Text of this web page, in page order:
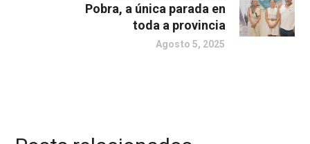
Pobra, a única parada en
toda a provincia
Agosto 5, 2025